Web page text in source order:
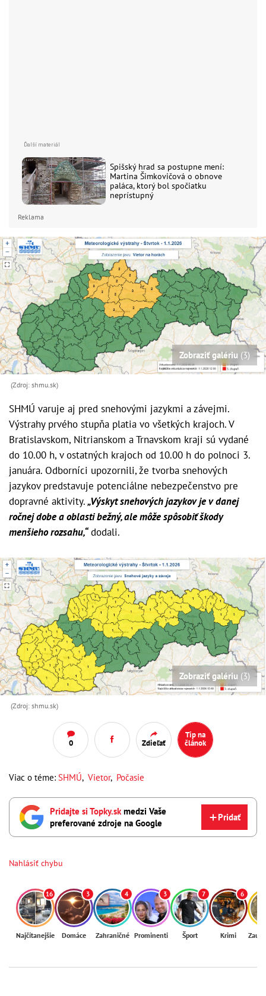
Spišský hrad sa postupne mení:
Martina Šimkovičová o obnove
paláca, ktorý bol spočiatku
neprístupný
Reklama
Zobraziť galériu (3)
(Zdroj: shmu.sk)
SHMÚ varuje aj pred snehovými jazykmi a závejmi.
Výstrahy prvého stupňa platia vo všetkých krajoch. V
Bratislavskom, Nitrianskom a Trnavskom kraji sú vydané
do 10.00 h, v ostatných krajoch od 10.00 h do polnoci 3.
januára. Odborníci upozornili, že tvorba snehových
jazykov predstavuje potenciálne nebezpečenstvo pre
dopravné aktivity.„Výskyt snehových jazykov je v danej
ročnej dobe a oblasti bežný, ale môže spôsobiť škody
menšieho rozsahu,“dodali.
Zobraziť galériu (3)
(Zdroj: shmu.sk)
0 Zdieľať
Tip na
článok
Viac o téme: SHMÚ, Vietor, Počasie
Pridajte si Topky.sk medzi Vaše
preferované zdroje na Google
Pridať
Nahlásiť chybu
16
Najčítanejšie
3
Domáce
4
Zahraničné
3
Prominenti
7
Šport
6
Krimi